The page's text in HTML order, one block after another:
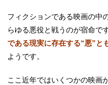
フィクションである映画の中
らゆる悪役と戦うのが宿命で
である現実に存在する“悪”と
ようです。
ここ近年ではいくつかの映画